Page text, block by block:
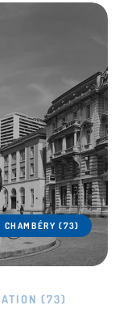
CHAMBÉRY (73)
(73)